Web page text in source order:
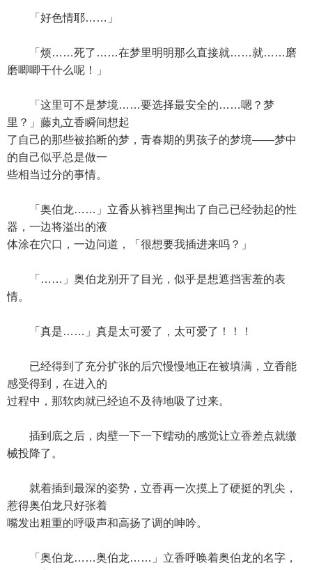
「好色情耶……」
「烦……死了……在梦里明明那么直接就……就……磨
磨唧唧干什么呢！」
「这里可不是梦境……要选择最安全的……嗯？梦
里？」藤丸立香瞬间想起
了自己的那些被掐断的梦，青春期的男孩子的梦境——梦中
的自己似乎总是做一
些相当过分的事情。
「奥伯龙……」立香从裤裆里掏出了自己已经勃起的性
器，一边将溢出的液
体涂在穴口，一边问道，「很想要我插进来吗？」
「……」奥伯龙别开了目光，似乎是想遮挡害羞的表
情。
「真是……」真是太可爱了，太可爱了！！！
已经得到了充分扩张的后穴慢慢地正在被填满，立香能
感受得到，在进入的
过程中，那软肉就已经迫不及待地吸了过来。
插到底之后，肉壁一下一下蠕动的感觉让立香差点就缴
械投降了。
就着插到最深的姿势，立香再一次摸上了硬挺的乳尖，
惹得奥伯龙只好张着
嘴发出粗重的呼吸声和高扬了调的呻吟。
「奥伯龙……奥伯龙……」立香呼唤着奥伯龙的名字，